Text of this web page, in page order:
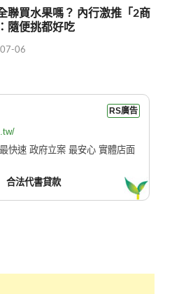
聯買水果嗎？ 內行激推「2商
隨便挑都好吃
06
RS廣告
快速 政府立案 最安心 實體店面
合法代書貸款